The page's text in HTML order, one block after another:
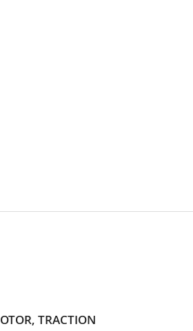
TRACTION